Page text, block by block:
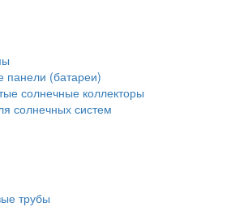
панели (батареи)
солнечные коллекторы
солнечных систем
трубы